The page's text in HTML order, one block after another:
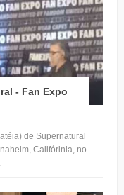
- Fan Expo
de Supernatural
Califórinia, no